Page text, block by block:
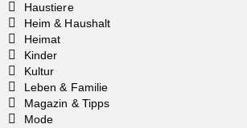
Haustiere
Heim & Haushalt
Heimat
Kinder
Kultur
Leben & Familie
Magazin & Tipps
Mode